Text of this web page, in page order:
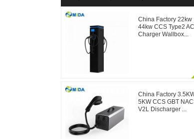
China Factory 22kw
44kw CCS Type2 AC
Charger Wallbox...
China Factory
5KW CCS GBT
V2L Discharger ...